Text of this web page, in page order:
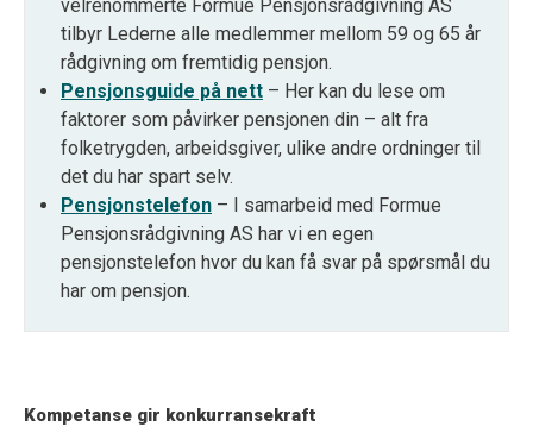
velrenommerte Formue Pensjonsrådgivning AS
tilbyr Lederne alle medlemmer mellom 59 og 65 år
rådgivning om fremtidig pensjon.
Pensjonsguide på nett – Her kan du lese om
faktorer som påvirker pensjonen din – alt fra
folketrygden, arbeidsgiver, ulike andre ordninger til
det du har spart selv.
Pensjonstelefon – I samarbeid med Formue
Pensjonsrådgivning AS har vi en egen
pensjonstelefon hvor du kan få svar på spørsmål du
har om pensjon.
Kompetanse gir konkurransekraft